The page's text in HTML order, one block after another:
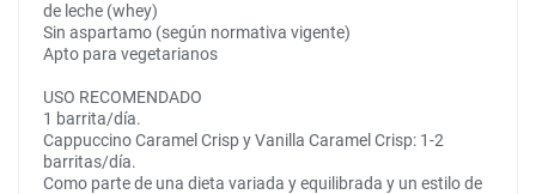
de leche (whey)
Sin aspartamo (según normativa vigente)
Apto para vegetarianos
USO RECOMENDADO
1 barrita/día.
Cappuccino Caramel Crisp y Vanilla Caramel Crisp: 1-2
barritas/día.
Como parte de una dieta variada y equilibrada y un estilo de